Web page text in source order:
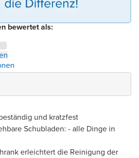
bewertet als:
und kratzfest
Schubladen: - alle Dinge in
erleichtert die Reinigung der